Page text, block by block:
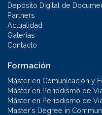
Depósito Digital de
Partners
Actualidad
Galerías
Contacto
Formación
Máster en Comunicación y
Máster en Periodismo de
Máster en Periodismo de
Master's Degree in